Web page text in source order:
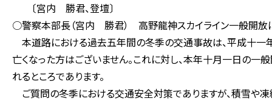
〔宮内 勝君、登壇〕
○警察本部長（宮内 勝君） 高野龍神スカイライン一般開放
本道路における過去五年間の冬季の交通事故は、平成十一
亡くなった方はございません。これに対し、本年十月一日の
れるところであります。
ご質問の冬季における交通安全対策でありますが、積雪や